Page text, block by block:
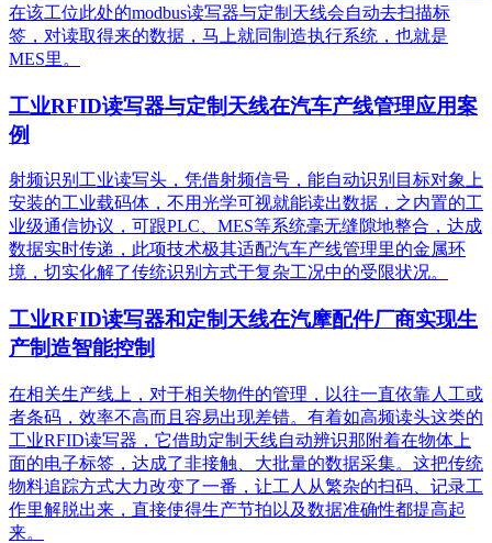
在该工位此处的modbus读写器与定制天线会自动去扫描标
签，对读取得来的数据，马上就同制造执行系统，也就是
MES里。
工业RFID读写器与定制天线在汽车产线管理应用案
例
射频识别工业读写头，凭借射频信号，能自动识别目标对象上
安装的工业载码体，不用光学可视就能读出数据，之内置的工
业级通信协议，可跟PLC、MES等系统毫无缝隙地整合，达成
数据实时传递，此项技术极其适配汽车产线管理里的金属环
境，切实化解了传统识别方式于复杂工况中的受限状况。
工业RFID读写器和定制天线在汽摩配件厂商实现生
产制造智能控制
在相关生产线上，对于相关物件的管理，以往一直依靠人工或
者条码，效率不高而且容易出现差错。有着如高频读头这类的
工业RFID读写器，它借助定制天线自动辨识那附着在物体上
面的电子标签，达成了非接触、大批量的数据采集。这把传统
物料追踪方式大力改变了一番，让工人从繁杂的扫码、记录工
作里解脱出来，直接使得生产节拍以及数据准确性都提高起
来。